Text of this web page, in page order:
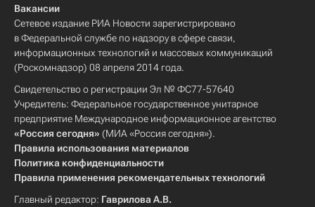
Вакансии
Сетевое издание РИА Новости зарегистрировано
в Федеральной службе по надзору в сфере связи,
информационных технологий и массовых коммуникаций
(Роскомнадзор) 08 апреля 2014 года.
Свидетельство о регистрации Эл № ФС77-57640
Учредитель: Федеральное государственное унитарное
предприятие Международное информационное агентство
«Россия сегодня» (МИА «Россия сегодня»).
Правила использования материалов
Политика конфиденциальности
Правила применения рекомендательных технологий
Главный редактор: Гаврилова А.В.